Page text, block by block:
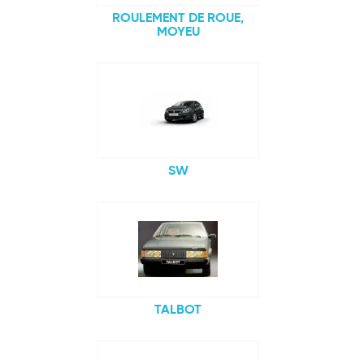
ROULEMENT DE ROUE,
MOYEU
SW
TALBOT